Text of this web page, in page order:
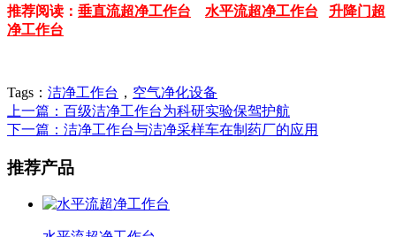
推荐阅读： 垂直流超净工作台 水平流超净工作台
升降门超
净工作台
Tags： 洁净工作台 ， 空气净化设备
上一篇：百级洁净工作台为科研实验保驾护航
下一篇：洁净工作台与洁净采样车在制药厂的应用
推荐产品